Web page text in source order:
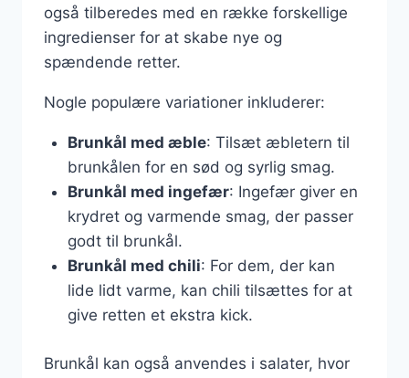
også tilberedes med en række forskellige
ingredienser for at skabe nye og
spændende retter.
Nogle populære variationer inkluderer:
Brunkål med æble: Tilsæt æbletern til
brunkålen for en sød og syrlig smag.
Brunkål med ingefær: Ingefær giver en
krydret og varmende smag, der passer
godt til brunkål.
Brunkål med chili: For dem, der kan
lide lidt varme, kan chili tilsættes for at
give retten et ekstra kick.
Brunkål kan også anvendes i salater, hvor